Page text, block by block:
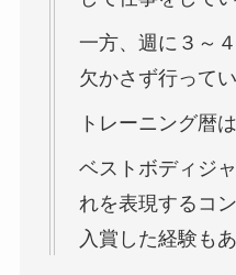
一方、週に３～
欠かさず行ってい
トレーニング暦
ベストボディジ
れを表現するコ
入賞した経験も